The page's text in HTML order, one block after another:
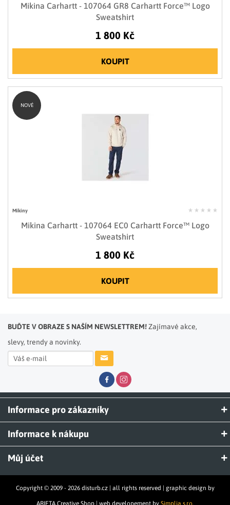
Mikina Carhartt - 107064 GR8 Carhartt Force™ Logo
Sweatshirt
1 800 Kč
KOUPIT
Mikiny
Mikina Carhartt - 107064 EC0 Carhartt Force™ Logo
Sweatshirt
1 800 Kč
KOUPIT
NOVÉ
BUĎTE V OBRAZE S NAŠÍM NEWSLETTREM!Zajímavé akce,
slevy, trendy a novinky.
Informace pro zákazníky
Informace k nákupu
Můj účet
Copyright © 2009 - 2026 disturb.cz | all rights reserved | graphic design by
ARIETA Creative Shop | web developement by Simplia s.r.o.